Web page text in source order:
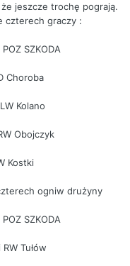
jeszcze trochę pograją.
czterech graczy :
SZKODA
Choroba
Kolano
Obojczyk
Kostki
ogniw drużyny
SZKODA
Tułów